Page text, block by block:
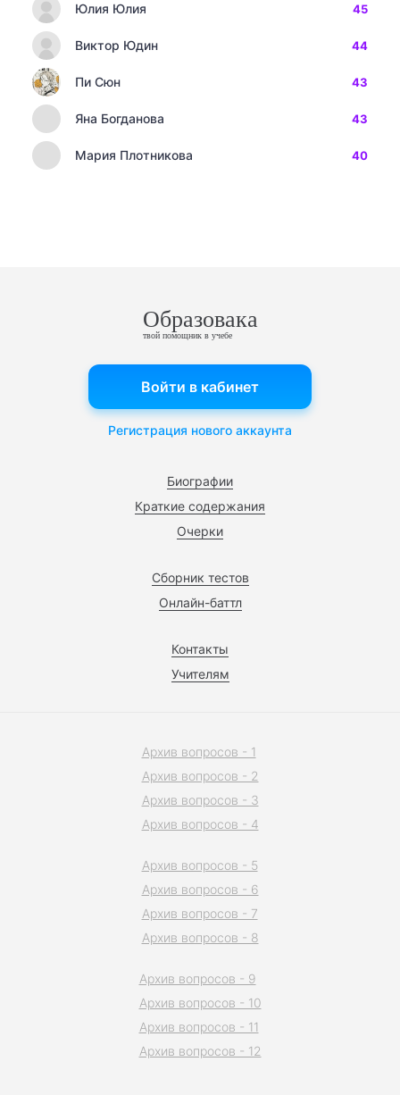
Юлия Юлия 45
Виктор Юдин 44
Пи Сюн 43
Яна Богданова 43
Мария Плотникова 40
Образовака
твой помощник в учебе
Биографии
Краткие содержания
Очерки
Сборник тестов
Онлайн-баттл
Контакты
Учителям
Войти в кабинет
Регистрация нового аккаунта
Архив вопросов - 1
Архив вопросов - 2
Архив вопросов - 3
Архив вопросов - 4
Архив вопросов - 5
Архив вопросов - 6
Архив вопросов - 7
Архив вопросов - 8
Архив вопросов - 9
Архив вопросов - 10
Архив вопросов - 11
Архив вопросов - 12